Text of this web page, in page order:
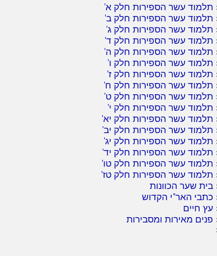
תלמוד עשר הספירות חלק א'
תלמוד עשר הספירות חלק ב'
תלמוד עשר הספירות חלק ג'
תלמוד עשר הספירות חלק ד'
תלמוד עשר הספירות חלק ה'
תלמוד עשר הספירות חלק ו'
תלמוד עשר הספירות חלק ז'
תלמוד עשר הספירות חלק ח'
תלמוד עשר הספירות חלק ט'
תלמוד עשר הספירות חלק י'
תלמוד עשר הספירות חלק יא'
תלמוד עשר הספירות חלק יב'
תלמוד עשר הספירות חלק יג'
תלמוד עשר הספירות חלק יד'
תלמוד עשר הספירות חלק טו'
תלמוד עשר הספירות חלק טז'
בית שער הכוונות
כתבי האר"י הקדוש
עץ חיים
פנים מאירות ומסבירות